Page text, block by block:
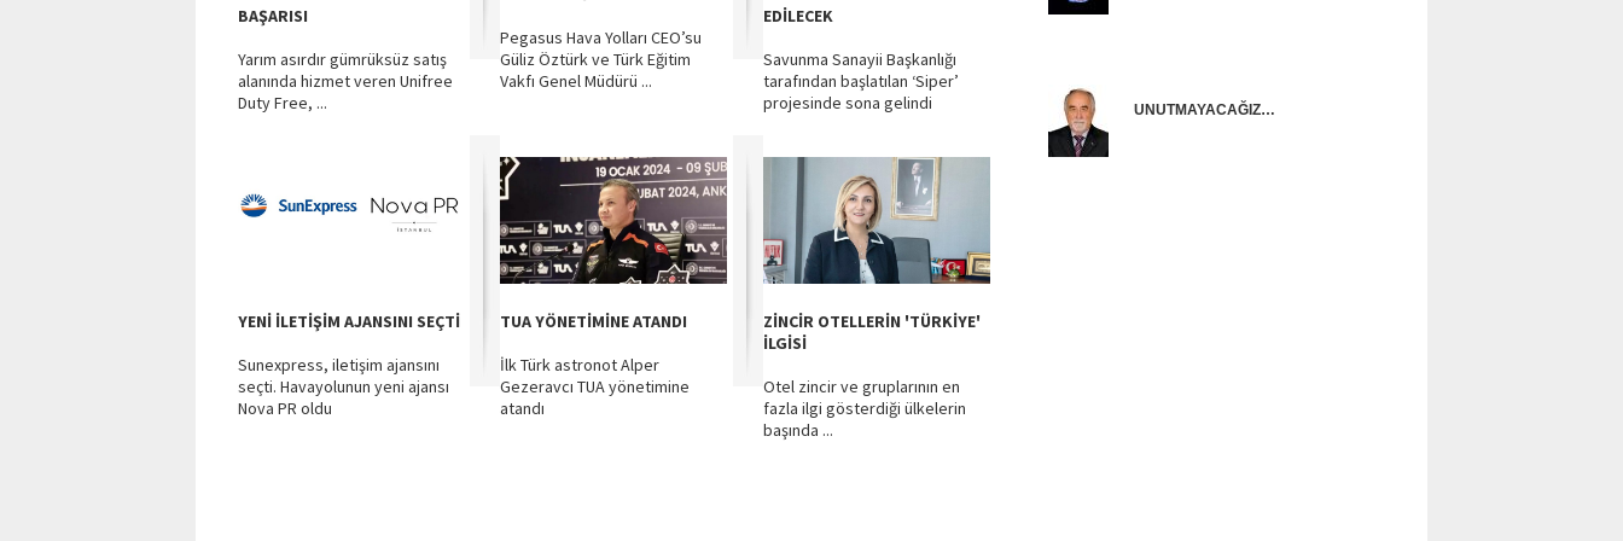
BAŞARISI
Yarım asırdır gümrüksüz satış
alanında hizmet veren Unifree
Duty Free, ...
Pegasus Hava Yolları CEO’su
Güliz Öztürk ve Türk Eğitim
Vakfı Genel Müdürü ...
EDİLECEK
Savunma Sanayii Başkanlığı
tarafından başlatılan ‘Siper’
projesinde sona gelindi
YENİ İLETİŞİM AJANSINI SEÇTİ
Sunexpress, iletişim ajansını
seçti. Havayolunun yeni ajansı
Nova PR oldu
TUA YÖNETİMİNE ATANDI
İlk Türk astronot Alper
Gezeravcı TUA yönetimine
atandı
ZİNCİR OTELLERİN 'TÜRKİYE'
İLGİSİ
Otel zincir ve gruplarının en
fazla ilgi gösterdiği ülkelerin
başında ...
UNUTMAYACAĞIZ…